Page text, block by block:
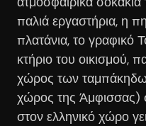
παλιά εργαστήρια, η
πλατάνια, το γραφικό
κτήριο του οικισμού,
χώρος των
χώρος της Άμφισσας)
στον ελληνικό χώρο